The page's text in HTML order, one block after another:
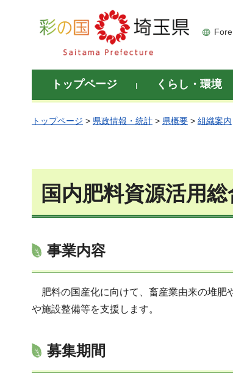
彩の国 埼玉県
トップページ くらし・環境
トップページ > 県政情報・統計 > 県概要 > 組織案内
国内肥料資源活用
事業内容
肥料の国産化に向けて、畜産業由来の堆肥
や施設整備等を⽀援します。
募集期間